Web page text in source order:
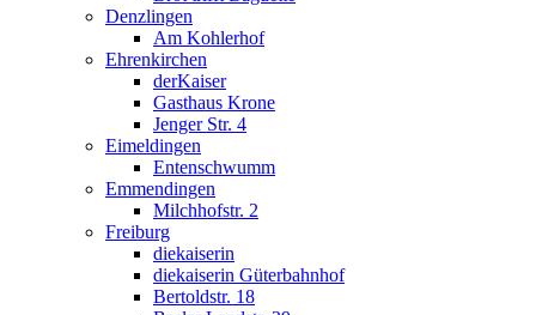
Denzlingen
Am Kohlerhof
Ehrenkirchen
derKaiser
Gasthaus Krone
Jenger Str. 4
Eimeldingen
Entenschwumm
Emmendingen
Milchhofstr. 2
Freiburg
diekaiserin
diekaiserin Güterbahnhof
Bertoldstr. 18